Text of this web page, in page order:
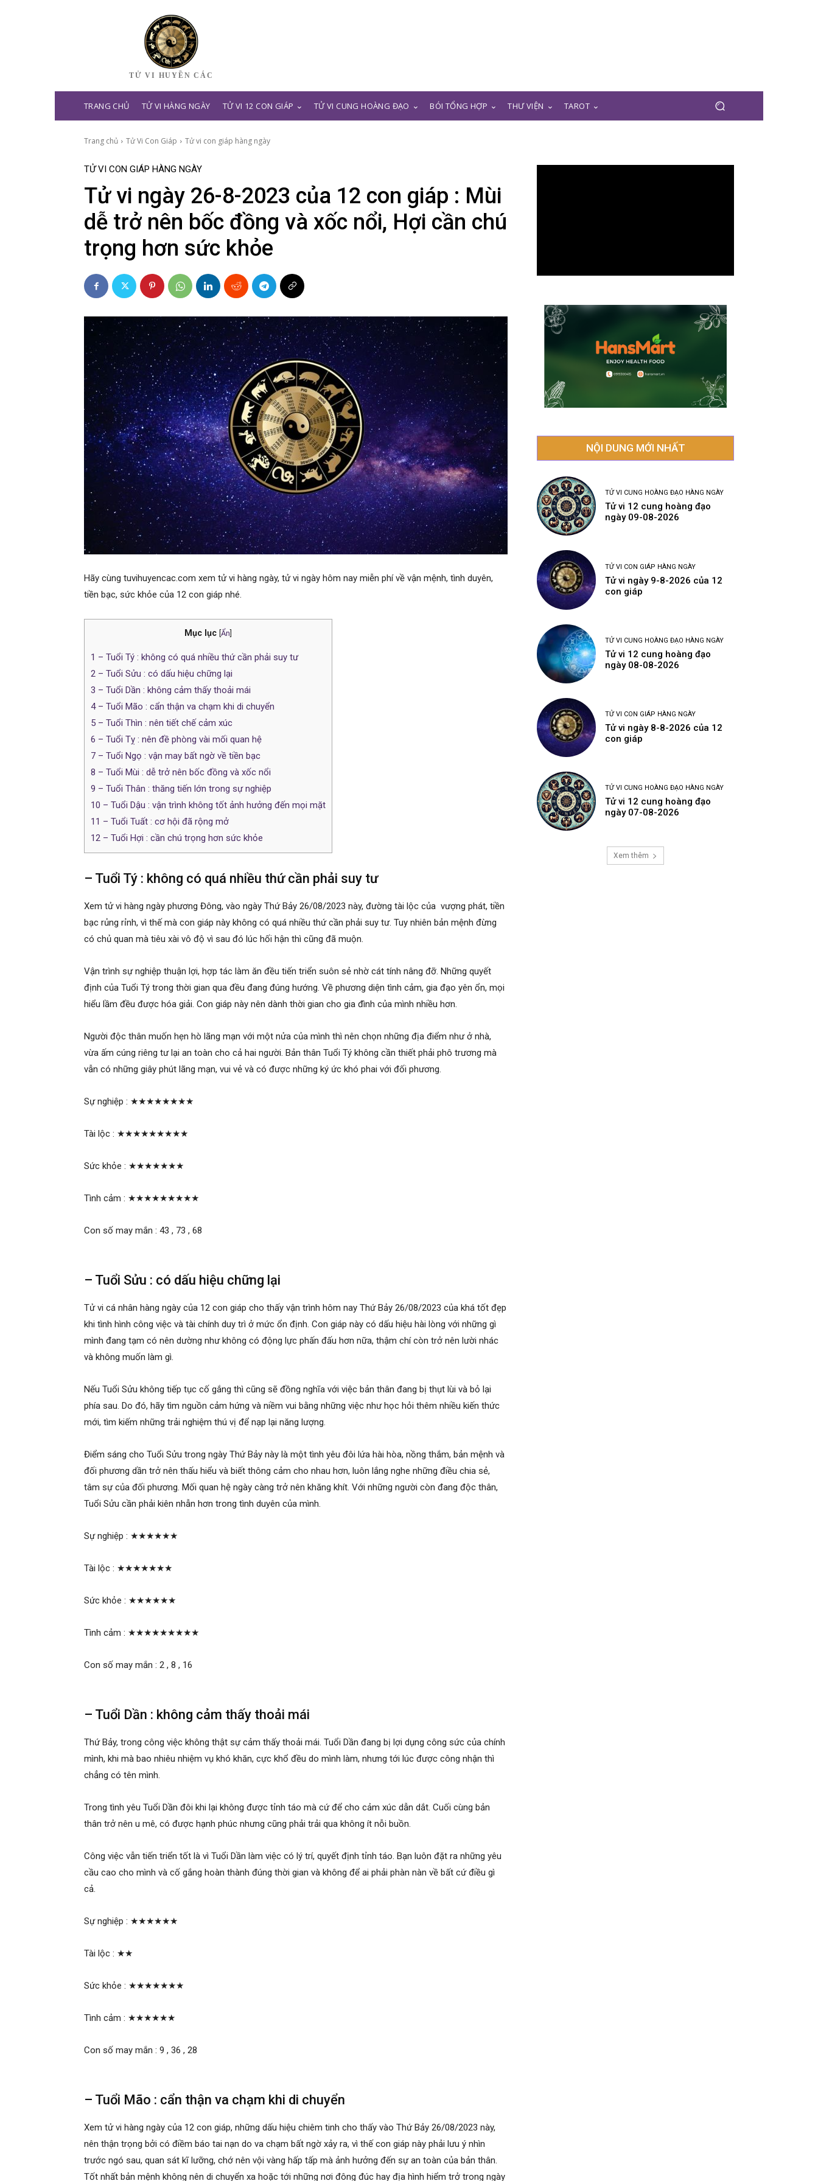
TỬ VI HUYỀN CÁC
TRANG CHỦ TỬ VI HÀNG NGÀY TỬ VI 12 CON GIÁP TỬ VI CUNG HOÀNG ĐẠO BÓI TỔNG HỢP THƯ VIỆN TAROT
Trang chủ Tử Vi Con Giáp Tử vi con giáp hàng ngày
TỬ VI CON GIÁP HÀNG NGÀY
Tử vi ngày 26-8-2023 của 12 con giáp : Mùi
dễ trở nên bốc đồng và xốc nổi, Hợi cần chú
trọng hơn sức khỏe
Hãy cùng tuvihuyencac.com xem tử vi hàng ngày, tử vi ngày hôm nay miễn phí về vận mệnh, tình duyên,
tiền bạc, sức khỏe của 12 con giáp nhé.
Mục lục Ẩn
1 – Tuổi Tý : không có quá nhiều thứ cần phải suy tư
2 – Tuổi Sửu : có dấu hiệu chững lại
3 – Tuổi Dần : không cảm thấy thoải mái
4– Tuổi Mão : cẩn thận va chạm khi di chuyển
5 – Tuổi Thìn : nên tiết chế cảm xúc
6 – Tuổi Tỵ : nên đề phòng vài mối quan hệ
7 – Tuổi Ngọ : vận may bất ngờ về tiền bạc
8 – Tuổi Mùi : dễ trở nên bốc đồng và xốc nổi
9 – Tuổi Thân : thăng tiến lớn trong sự nghiệp
10 – Tuổi Dậu : vận trình không tốt ảnh hưởng đến mọi mặt
11 – Tuổi Tuất : cơ hội đã rộng mở
12 – Tuổi Hợi : cần chú trọng hơn sức khỏe
– Tuổi Tý : không có quá nhiều thứ cần phải suy tư
Xem tử vi hàng ngày phương Đông, vào ngày Thứ Bảy 26/08/2023 này, đường tài lộc của vượng phát, tiền
bạc rủng rỉnh, vì thế mà con giáp này không có quá nhiều thứ cần phải suy tư. Tuy nhiên bản mệnh đừng
có chủ quan mà tiêu xài vô độ vì sau đó lúc hối hận thì cũng đã muộn.
Vận trình sự nghiệp thuận lợi, hợp tác làm ăn đều tiến triển suôn sẻ nhờ cát tính nâng đỡ. Những quyết
định của Tuổi Tý trong thời gian qua đều đang đúng hướng. Về phương diện tình cảm, gia đạo yên ổn, mọi
hiểu lầm đều được hóa giải. Con giáp này nên dành thời gian cho gia đình của mình nhiều hơn.
Người độc thân muốn hẹn hò lãng mạn với một nửa của mình thì nên chọn những địa điểm như ở nhà,
vừa ấm cúng riêng tư lại an toàn cho cả hai người. Bản thân Tuổi Tý không cần thiết phải phô trương mà
vẫn có những giây phút lãng mạn, vui vẻ và có được những ký ức khó phai với đối phương.
Sự nghiệp : ★★★★★★★★
Tài lộc : ★★★★★★★★★
Sức khỏe : ★★★★★★★
Tình cảm : ★★★★★★★★★
Con số may mắn : 43 , 73 , 68
– Tuổi Sửu : có dấu hiệu chững lại
Tử vi cá nhân hàng ngày của 12 con giáp cho thấy vận trình hôm nay Thứ Bảy 26/08/2023 của khá tốt đẹp
khi tình hình công việc và tài chính duy trì ở mức ổn định. Con giáp này có dấu hiệu hài lòng với những gì
mình đang tạm có nên dường như không có động lực phấn đấu hơn nữa, thậm chí còn trở nên lười nhác
và không muốn làm gì.
Nếu Tuổi Sửu không tiếp tục cố gắng thì cũng sẽ đồng nghĩa với việc bản thân đang bị thụt lùi và bỏ lại
phía sau. Do đó, hãy tìm nguồn cảm hứng và niềm vui bằng những việc như học hỏi thêm nhiều kiến thức
mới, tìm kiếm những trải nghiệm thú vị để nạp lại năng lượng.
Điểm sáng cho Tuổi Sửu trong ngày Thứ Bảy này là một tình yêu đôi lứa hài hòa, nồng thắm, bản mệnh và
đối phương dần trở nên thấu hiểu và biết thông cảm cho nhau hơn, luôn lắng nghe những điều chia sẻ,
tâm sự của đối phương. Mối quan hệ ngày càng trở nên khăng khít. Với những người còn đang độc thân,
Tuổi Sửu cần phải kiên nhẫn hơn trong tình duyên của mình.
Sự nghiệp : ★★★★★★
Tài lộc : ★★★★★★★
Sức khỏe : ★★★★★★
Tình cảm : ★★★★★★★★★
Con số may mắn : 2 , 8 , 16
– Tuổi Dần : không cảm thấy thoải mái
Thứ Bảy, trong công việc không thật sự cảm thấy thoải mái. Tuổi Dần đang bị lợi dụng công sức của chính
mình, khi mà bao nhiêu nhiệm vụ khó khăn, cực khổ đều do mình làm, nhưng tới lúc được công nhận thì
chẳng có tên mình.
Trong tình yêu Tuổi Dần đôi khi lại không được tỉnh táo mà cứ để cho cảm xúc dẫn dắt. Cuối cùng bản
thân trở nên u mê, có được hạnh phúc nhưng cũng phải trải qua không ít nỗi buồn.
Công việc vẫn tiến triển tốt là vì Tuổi Dần làm việc có lý trí, quyết định tỉnh táo. Bạn luôn đặt ra những yêu
cầu cao cho mình và cố gắng hoàn thành đúng thời gian và không để ai phải phàn nàn về bất cứ điều gì
cả.
Sự nghiệp : ★★★★★★
Tài lộc : ★★
Sức khỏe : ★★★★★★★
Tình cảm : ★★★★★★
Con số may mắn : 9 , 36 , 28
– Tuổi Mão : cẩn thận va chạm khi di chuyển
Xem tử vi hàng ngày của 12 con giáp, những dấu hiệu chiêm tinh cho thấy vào Thứ Bảy 26/08/2023 này,
nên thận trọng bởi có điềm báo tai nạn do va chạm bất ngờ xảy ra, vì thế con giáp này phải lưu ý nhìn
trước ngó sau, quan sát kĩ lưỡng, chớ nên vội vàng hấp tấp mà ảnh hưởng đến sự an toàn của bản thân.
Tốt nhất bản mệnh không nên di chuyển xa hoặc tới những nơi đông đúc hay địa hình hiểm trở trong ngày
NỘI DUNG MỚI NHẤT
TỬ VI CUNG HOÀNG ĐẠO HÀNG NGÀY
Tử vi 12 cung hoàng đạo
ngày 09-08-2026
TỬ VI CON GIÁP HÀNG NGÀY
Tử vi ngày 9-8-2026 của 12
con giáp
TỬ VI CUNG HOÀNG ĐẠO HÀNG NGÀY
Tử vi 12 cung hoàng đạo
ngày 08-08-2026
TỬ VI CON GIÁP HÀNG NGÀY
Tử vi ngày 8-8-2026 của 12
con giáp
TỬ VI CUNG HOÀNG ĐẠO HÀNG NGÀY
Tử vi 12 cung hoàng đạo
ngày 07-08-2026
Xem thêm